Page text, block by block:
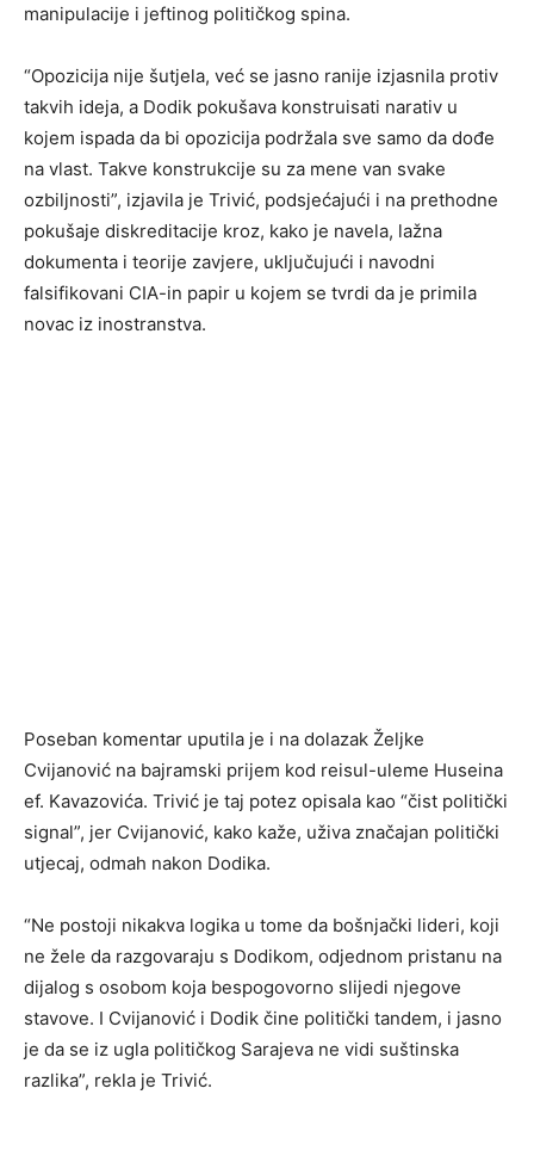
manipulacije i jeftinog političkog spina.
“Opozicija nije šutjela, već se jasno ranije izjasnila protiv
takvih ideja, a Dodik pokušava konstruisati narativ u
kojem ispada da bi opozicija podržala sve samo da dođe
na vlast. Takve konstrukcije su za mene van svake
ozbiljnosti”, izjavila je Trivić, podsjećajući i na prethodne
pokušaje diskreditacije kroz, kako je navela, lažna
dokumenta i teorije zavjere, uključujući i navodni
falsifikovani CIA-in papir u kojem se tvrdi da je primila
novac iz inostranstva.
Poseban komentar uputila je i na dolazak Željke
Cvijanović na bajramski prijem kod reisul-uleme Huseina
ef. Kavazovića. Trivić je taj potez opisala kao “čist politički
signal”, jer Cvijanović, kako kaže, uživa značajan politički
utjecaj, odmah nakon Dodika.
“Ne postoji nikakva logika u tome da bošnjački lideri, koji
ne žele da razgovaraju s Dodikom, odjednom pristanu na
dijalog s osobom koja bespogovorno slijedi njegove
stavove. I Cvijanović i Dodik čine politički tandem, i jasno
je da se iz ugla političkog Sarajeva ne vidi suštinska
razlika”, rekla je Trivić.